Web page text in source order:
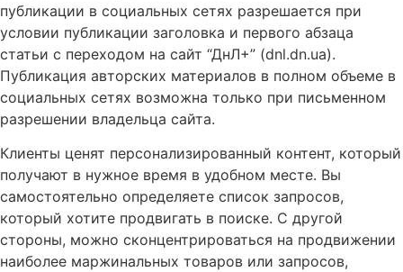
публикации в социальных сетях разрешается при
условии публикации заголовка и первого абзаца
статьи с переходом на сайт “ДнЛ+” (dnl.dn.ua).
Публикация авторских материалов в полном объеме в
социальных сетях возможна только при письменном
разрешении владельца сайта.
Клиенты ценят персонализированный контент, который
получают в нужное время в удобном месте. Вы
самостоятельно определяете список запросов,
который хотите продвигать в поиске. С другой
стороны, можно сконцентрироваться на продвижении
наиболее маржинальных товаров или запросов,